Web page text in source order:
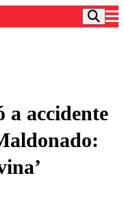
a accidente